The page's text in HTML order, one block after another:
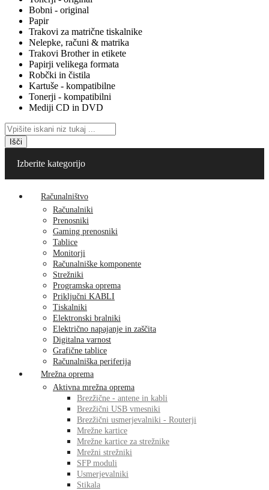
Bobni - original
Papir
Trakovi za matrične tiskalnike
Nelepke, računi & matrika
Trakovi Brother in etikete
Papirji velikega formata
Robčki in čistila
Kartuše - kompatibilne
Tonerji - kompatibilni
Mediji CD in DVD
Išči
Izberite kategorijo
Računalništvo
Računalniki
Prenosniki
Gaming prenosniki
Tablice
Monitorji
Računalniške komponente
Strežniki
Programska oprema
Priključni KABLI
Tiskalniki
Elektronski bralniki
Električno napajanje in zaščita
Digitalna varnost
Grafične tablice
Računalniška periferija
Mrežna oprema
Aktivna mrežna oprema
Brezžične - antene in kabli
Brezžični USB vmesniki
Brezžični usmerjevalniki - Routerji
Mrežne kartice
Mrežne kartice za strežnike
Mrežni strežniki
SFP moduli
Usmerjevalniki
Stikala